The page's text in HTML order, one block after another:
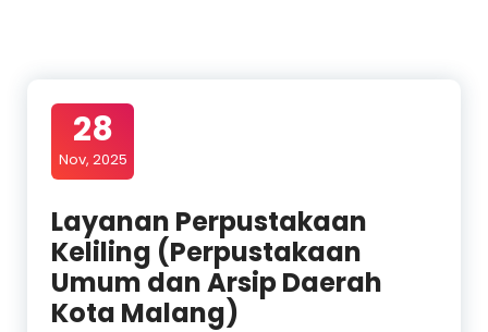
28
Nov, 2025
Layanan Perpustakaan
Keliling (Perpustakaan
Umum dan Arsip Daerah
Kota Malang)